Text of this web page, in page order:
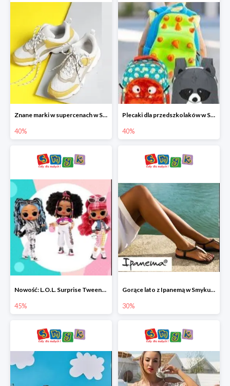
Znane marki w supercenach w Smyku - buty do -40%
40%
Plecaki dla przedszkolaków w Smyku do -40%
40%
Nowość: L.O.L. Surprise Tweens Doll w Smyku do -45%
45%
Gorące lato z Ipanemą w Smyku do -30%
30%